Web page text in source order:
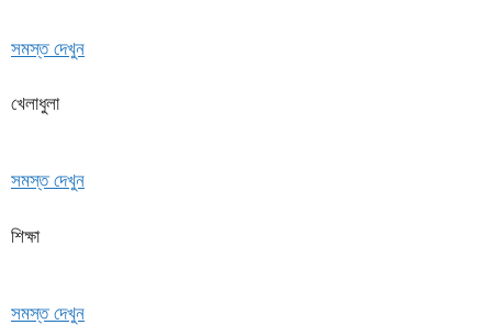
সমস্ত দেখুন
খেলাধুলা
সমস্ত দেখুন
শিক্ষা
সমস্ত দেখুন